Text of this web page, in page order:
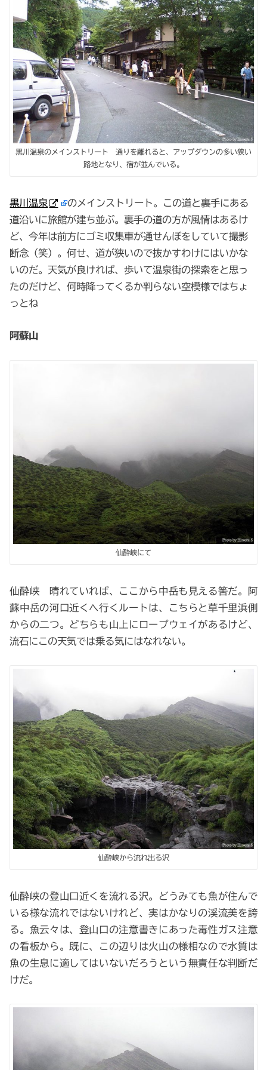
黒川温泉のメインストリート 通りを離れると、アップダウンの多い狭い
路地となり、宿が並んでいる。
黒川温泉
のメインストリート。この道と裏手にある
道沿いに旅館が建ち並ぶ。裏手の道の方が風情はあるけ
ど、今年は前方にゴミ収集車が通せんぼをしていて撮影
断念（笑）。何せ、道が狭いので抜かすわけにはいかな
いのだ。天気が良ければ、歩いて温泉街の探索をと思っ
たのだけど、何時降ってくるか判らない空模様ではちょ
っとね
阿蘇山
仙酔峡にて
仙酔峡 晴れていれば、ここから中岳も見える筈だ。阿
蘇中岳の河口近くへ行くルートは、こちらと草千里浜側
からの二つ。どちらも山上にロープウェイがあるけど、
流石にこの天気では乗る気にはなれない。
仙酔峡から流れ出る沢
仙酔峡の登山口近くを流れる沢。どうみても魚が住んで
いる様な流れではないけれど、実はかなりの渓流美を誇
る。魚云々は、登山口の注意書きにあった毒性ガス注意
の看板から。既に、この辺りは火山の様相なので水質は
魚の生息に適してはいないだろうという無責任な判断だ
けだ。